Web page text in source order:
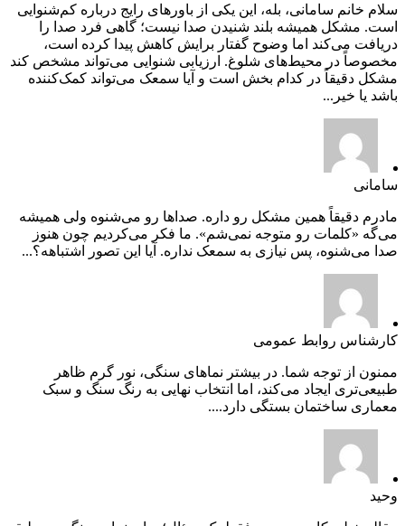
سلام خانم سامانی، بله، این یکی از باورهای رایج درباره کم‌شنوایی
است. مشکل همیشه بلند شنیدن صدا نیست؛ گاهی فرد صدا را
دریافت می‌کند اما وضوح گفتار برایش کاهش پیدا کرده است،
مخصوصاً در محیط‌های شلوغ. ارزیابی شنوایی می‌تواند مشخص کند
مشکل دقیقاً در کدام بخش است و آیا سمعک می‌تواند کمک‌کننده
باشد یا خیر...
سامانی
مادرم دقیقاً همین مشکل رو داره. صداها رو می‌شنوه ولی همیشه
می‌گه «کلمات رو متوجه نمی‌شم». ما فکر می‌کردیم چون هنوز
صدا می‌شنوه، پس نیازی به سمعک نداره. آیا این تصور اشتباهه؟...
کارشناس روابط عمومی
ممنون از توجه شما. در بیشتر نماهای سنگی، نور گرم ظاهر
طبیعی‌تری ایجاد می‌کند، اما انتخاب نهایی به رنگ سنگ و سبک
معماری ساختمان بستگی دارد....
وحید